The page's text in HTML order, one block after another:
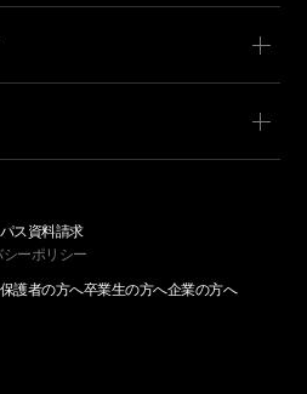
ス資料請求
ーポリシー
護者の方へ卒業生の方へ企業の方へ